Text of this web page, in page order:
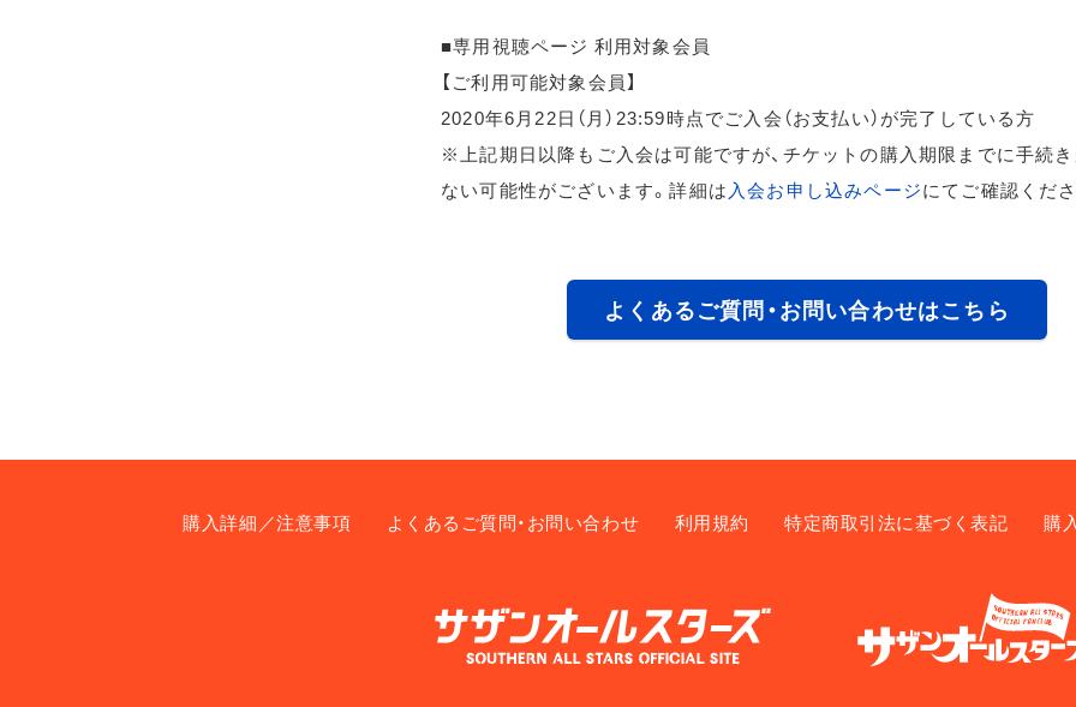
■専用視聴ページ 利用対象会員
【ご利用可能対象会員】
2020年6月22日（月）23:59時点でご入会（お支払い）が完了している方
※上記期日以降もご入会は可能ですが、チケットの購入期限までに手続
ない可能性がございます。詳細は入会お申し込みページにてご確認くださ
よくあるご質問・お問い合わせはこちら
購入詳細／注意事項 よくあるご質問・お問い合わせ 利用規約 特定商取引法に基づく表記 購